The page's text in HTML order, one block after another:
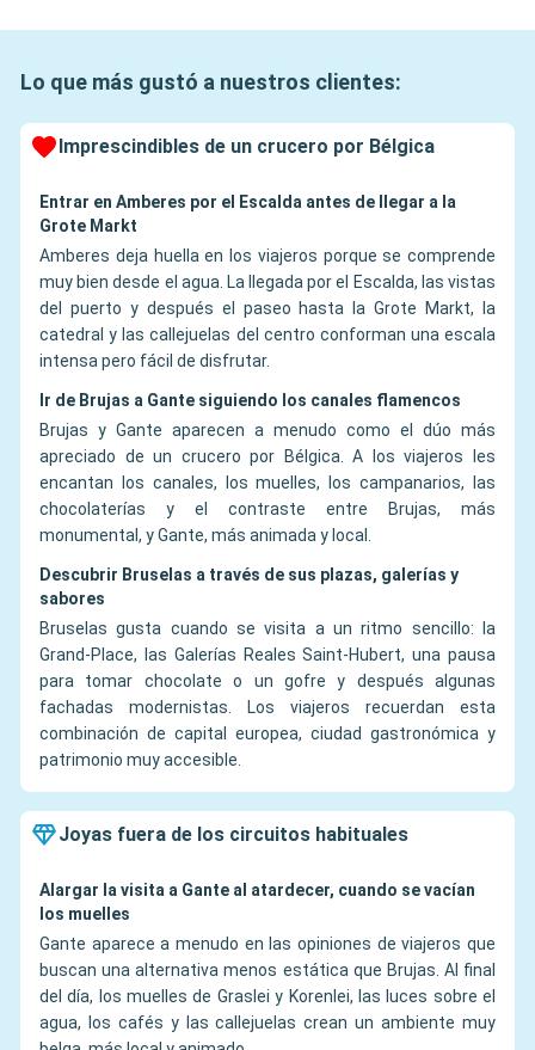
Lo que más gustó a nuestros clientes:
Imprescindibles de un crucero por Bélgica
Entrar en Amberes por el Escalda antes de llegar a la
Grote Markt
Amberes deja huella en los viajeros porque se comprende
muy bien desde el agua. La llegada por el Escalda, las vistas
del puerto y después el paseo hasta la Grote Markt, la
catedral y las callejuelas del centro conforman una escala
intensa pero fácil de disfrutar.
Ir de Brujas a Gante siguiendo los canales flamencos
Brujas y Gante aparecen a menudo como el dúo más
apreciado de un crucero por Bélgica. A los viajeros les
encantan los canales, los muelles, los campanarios, las
chocolaterías y el contraste entre Brujas, más
monumental, y Gante, más animada y local.
Descubrir Bruselas a través de sus plazas, galerías y
sabores
Bruselas gusta cuando se visita a un ritmo sencillo: la
Grand-Place, las Galerías Reales Saint-Hubert, una pausa
para tomar chocolate o un gofre y después algunas
fachadas modernistas. Los viajeros recuerdan esta
combinación de capital europea, ciudad gastronómica y
patrimonio muy accesible.
Joyas fuera de los circuitos habituales
Alargar la visita a Gante al atardecer, cuando se vacían
los muelles
Gante aparece a menudo en las opiniones de viajeros que
buscan una alternativa menos estática que Brujas. Al final
del día, los muelles de Graslei y Korenlei, las luces sobre el
agua, los cafés y las callejuelas crean un ambiente muy